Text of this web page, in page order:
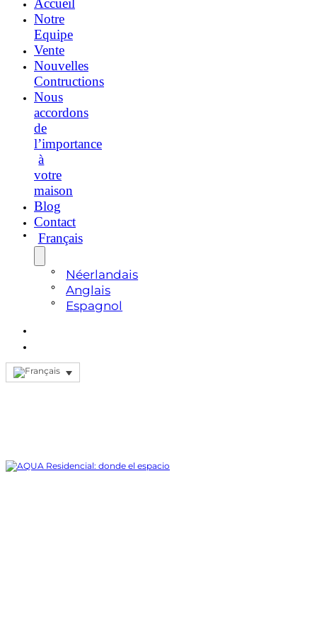
Accueil
Notre
Equipe
Vente
Nouvelles
Contructions
Nous
accordons
de
l’importance
à
votre
maison
Blog
Contact
Français
Néerlandais
Anglais
Espagnol